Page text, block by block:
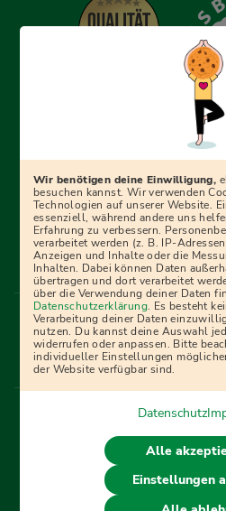
Erfolgreich bewerben mit
begleiten dich Schritt für
Ratgebern und
Videokursen und vielem mehr.
wollen!
Menü Fußleiste
Impressum Bildquellen
Partner
AGB
Bestellung
Affiliate
Vertrag
© 2026 Ausbildungspark Verlag.
Wir benötigen deine Einwilligung,
besuchen kannst. Wir verwenden
Technologien auf unserer Website.
essenziell, während andere uns
Erfahrung zu verbessern.
verarbeitet werden (z. B. IP-
Anzeigen und Inhalte oder die
Inhalten. Dabei können Daten
übertragen und dort verarbeitet
über die Verwendung deiner Daten
Datenschutzerklärung. Es besteht
Verarbeitung deiner Daten
nutzen. Du kannst deine Auswahl
widerrufen oder anpassen. Bitte
individueller Einstellungen
der Website verfügbar sind.
Datenschutz
Alle
Einstellungen